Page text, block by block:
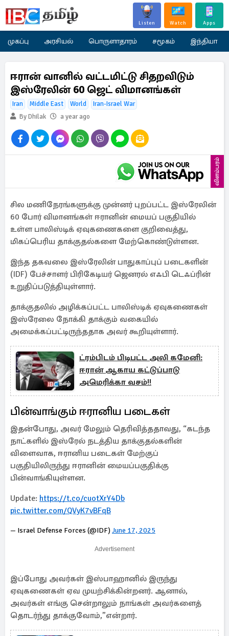
Listen Watch Apps
முகப்பு அரசியல் பொருளாதாரம் சமூகம் இந்தியா
ஈரான் வானில் வட்டமிட்டு சிதறவிடும்
இஸ்ரேலின் 60 ஜெட் விமானங்கள்
Iran Middle East World
Iran-Israel War
By Dhilak
a year ago
விளம்பரம்
சில மணிநேரங்களுக்கு முன்னர் புறப்பட்ட இஸ்ரேலின்
60 போர் விமானங்கள் ஈரானின் மையப் பகுதியில்
உள்ள பாலிஸ்டிக் ஏவுகணைகளை குறிவைத்து,
மிகப்பெரிய தாக்குதல்களை மேற்கொண்டுள்ளன.
இந்த தகவலை இஸ்ரேலின் பாதுகாப்புப் படைகளின்
(IDF) பேச்சாளர் பிரிகேடியர் ஜெனரல் எஃபி டெஃப்ரின்
உறுதிப்படுத்தியுள்ளார்.
தாக்குதலில் அழிக்கப்பட்ட பாலிஸ்டிக் ஏவுகணைகள்
இஸ்ரேலை நோக்கி தாக்கும் வகையில்
அமைக்கப்பட்டிருந்ததாக அவர் கூறியுள்ளார்.
ட்ரம்பிடம் பிடிபட்ட அலி கமேனி:
ஈரான் ஆகாய கட்டுப்பாடு
அமெரிக்கா வசம்!!
பின்வாங்கும் ஈரானிய படைகள்
இதன்போது, அவர் மேலும் தெரிவித்ததாவது, “கடந்த
நாட்களில் இஸ்ரேல் நடத்திய தாக்குதல்களின்
விளைவாக, ஈரானிய படைகள் மேற்குப்
பகுதியிலிருந்து ஈரானின் மையப்பகுதிக்கு
பின்வாங்கியுள்ளன.
Update: https://t.co/cuotXrY4Db
pic.twitter.com/QVyK7vBFqB
— Israel Defense Forces (@IDF) June 17, 2025
Advertisement
இப்போது அவர்கள் இஸ்பாஹானில் இருந்து
ஏவுகணைகள் ஏவ முயற்சிக்கின்றனர். ஆனால்,
அவர்கள் எங்கு சென்றாலும் நாங்கள் அவர்களைத்
தொடர்ந்து தாக்குவோம்,”என்றார்.